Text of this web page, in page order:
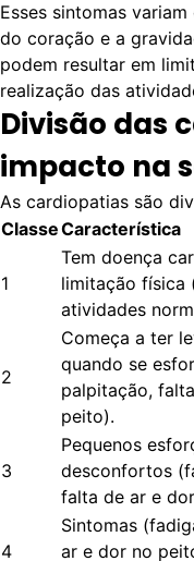
Esses sintomas
do coração e a
podem resultar em
realização das
Divisão das
impacto na
As cardiopatias são
ClasseCaracterística
1
Tem doença
limitação física
atividades
2
Começa a ter
quando se
palpitação,
peito).
3
Pequenos
desconfortos
falta de ar e
4
Sintomas
ar e dor no